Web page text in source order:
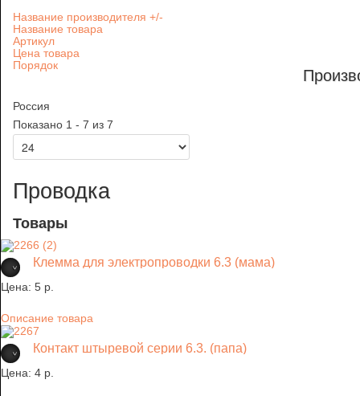
Название производителя +/-
Название товара
Артикул
Цена товара
Порядок
Россия
Показано 1 - 7 из 7
Проводка
Товары
Клемма для электропроводки 6.3 (мама)
Цена: 5 p.
Описание товара
Контакт штыревой серии 6.3. (папа)
Цена: 4 p.